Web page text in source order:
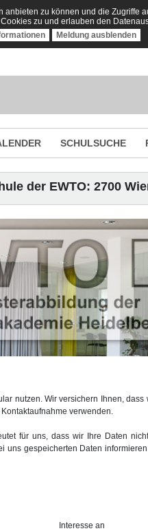
zu können und die
zu und erlauben den
Meldung ausblenden
SCHULSUCHE
der EWTO: 2700
nutzen. Wir versichern Ihnen,
verwenden.
für uns, dass wir Ihre Daten
gespeicherten Daten
Interesse an